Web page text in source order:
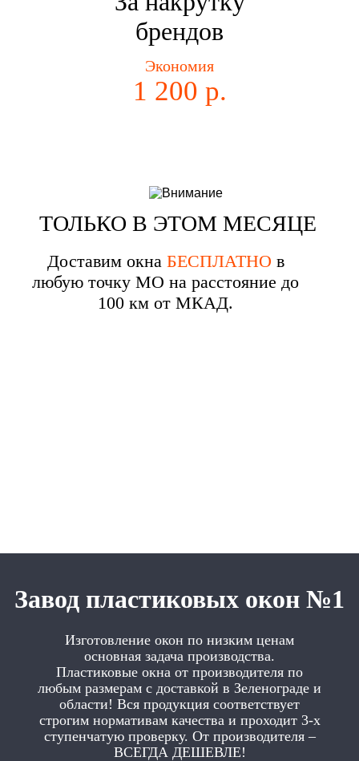
брендов
Экономия
1 200 р.
ТОЛЬКО В ЭТОМ МЕСЯЦЕ
Доставим окна БЕСПЛАТНО в
любую точку МО на расстояние до
100 км от МКАД.
Завод пластиковых окон №1
Изготовление окон по низким ценам
основная задача производства.
Пластиковые окна от производителя по
любым размерам с доставкой в Зеленограде и
области! Вся продукция соответствует
строгим нормативам качества и проходит 3-х
ступенчатую проверку. От производителя –
ВСЕГДА ДЕШЕВЛЕ!